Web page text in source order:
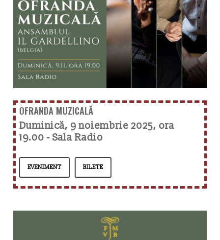
OFRANDA MUZICALĂ
Duminică, 9 noiembrie 2025, ora
19.00 - Sala Radio
EVENIMENT BILETE